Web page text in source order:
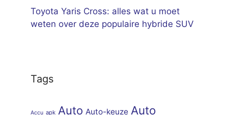
Toyota Yaris Cross: alles wat u moet
weten over deze populaire hybride SUV
Tags
Accu apk Auto Auto-keuze Auto